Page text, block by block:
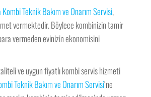
Teknik Bakım ve Onarım Servisi,
vermektedir. Böylece kombinizin tamir
vermeden evinizin ekonomisini
ve uygun fiyatlı kombi servis hizmeti
Teknik Bakım ve Onarım Servisi‘ne